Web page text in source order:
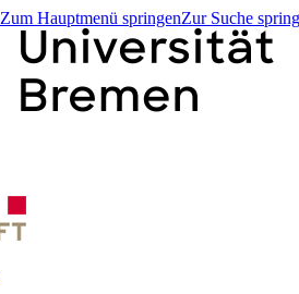
Zum Hauptmenü springenZur Suche